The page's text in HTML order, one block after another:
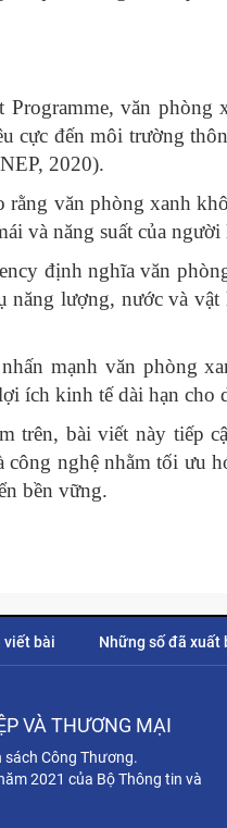
Programme, văn
cực đến môi trường
2020).
văn phòng xanh
và năng suất của
định nghĩa văn
năng lượng, nước và
mạnh văn phòng
ích kinh tế dài hạn cho
trên, bài viết này tiếp
nghệ nhằm tối ưu
bền vững.
viết bài Những số đã xuất
VÀ THƯƠNG MẠI
sách Công Thương.
2021 của Bộ Thông tin và